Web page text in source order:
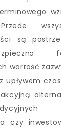
są
wartość
upływem
czy